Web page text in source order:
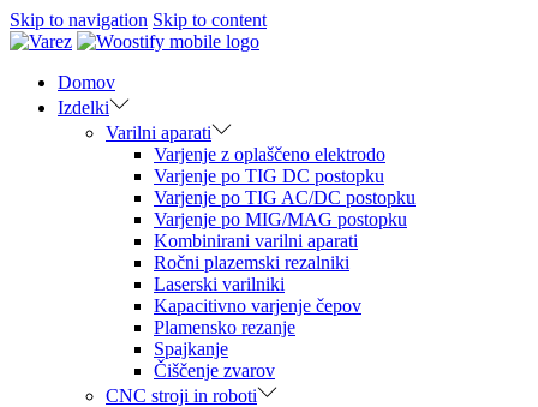
Skip to navigation Skip to content
Domov
Izdelki
Varilni aparati
Varjenje z oplaščeno elektrodo
Varjenje po TIG DC postopku
Varjenje po TIG AC/DC postopku
Varjenje po MIG/MAG postopku
Kombinirani varilni aparati
Ročni plazemski rezalniki
Laserski varilniki
Kapacitivno varjenje čepov
Plamensko rezanje
Spajkanje
Čiščenje zvarov
CNC stroji in roboti